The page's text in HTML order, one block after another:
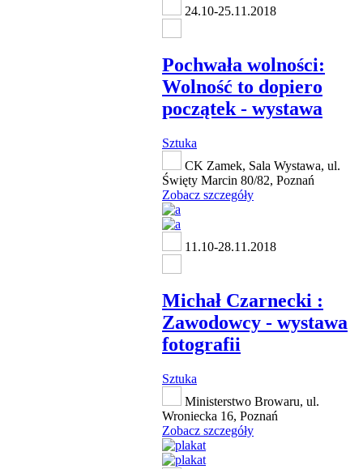
24.10-25.11.2018
Pochwała wolności:
Wolność to dopiero
początek - wystawa
Sztuka
CK Zamek, Sala Wystawa, ul.
Święty Marcin 80/82, Poznań
Zobacz szczegóły
11.10-28.11.2018
Michał Czarnecki :
Zawodowcy - wystawa
fotografii
Sztuka
Ministerstwo Browaru, ul.
Wroniecka 16, Poznań
Zobacz szczegóły